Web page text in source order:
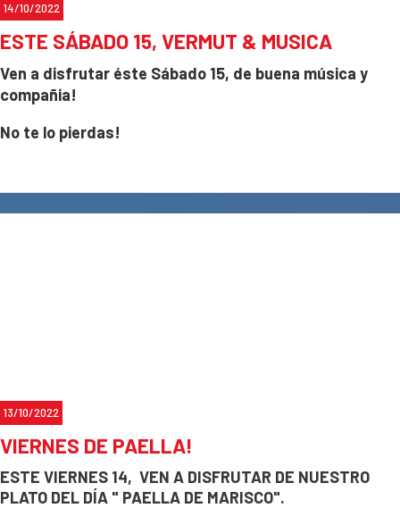
14/10/2022
ESTE SÁBADO 15, VERMUT & MUSICA
Ven a disfrutar éste Sábado 15, de buena música y
compañia!
No te lo pierdas!
13/10/2022
VIERNES DE PAELLA!
ESTE VIERNES 14, VEN A DISFRUTAR DE NUESTRO
PLATO DEL DÍA " PAELLA DE MARISCO".